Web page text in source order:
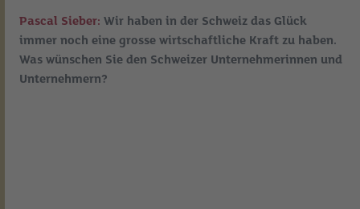
Pascal Sieber: Wir haben in der Schweiz das Glück
immer noch eine grosse wirtschaftliche Kraft zu haben.
Was wünschen Sie den Schweizer Unternehmerinnen und
Unternehmern?